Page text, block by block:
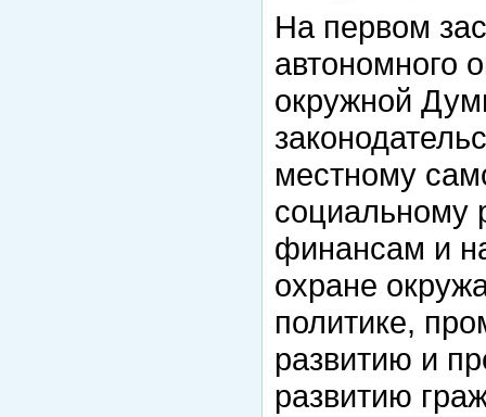
На первом
автономного
окружной
местному
социальному
финансам и
охране
политике,
развитию и
развитию